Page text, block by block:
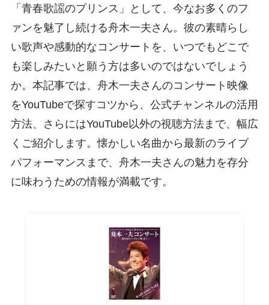
「青春歌謡のプリンス」として、今なお多くのフ
ァンを魅了し続ける舟木一夫さん。彼の素晴らし
い歌声や感動的なコンサートを、いつでもどこで
も楽しみたいと願う方は多いのではないでしょう
か。本記事では、舟木一夫さんのコンサート映像
をYouTubeで探すコツから、公式チャンネルの活用
方法、さらにはYouTube以外の視聴方法まで、幅広
くご紹介します。懐かしい名曲から最新のライブ
パフォーマンスまで、舟木一夫さんの魅力を存分
に味わうための情報が満載です。